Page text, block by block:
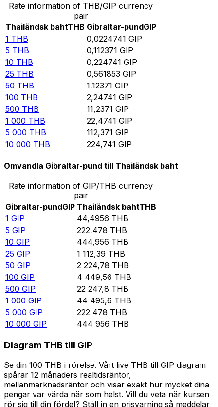
Rate information of THB/GIP currency
pair
Thailändsk bahtTHB Gibraltar-pundGIP
1 THB 0,0224741 GIP
5 THB 0,112371 GIP
10 THB 0,224741 GIP
25 THB 0,561853 GIP
50 THB 1,12371 GIP
100 THB 2,24741 GIP
500 THB 11,2371 GIP
1 000 THB 22,4741 GIP
5 000 THB 112,371 GIP
10 000 THB 224,741 GIP
Omvandla Gibraltar-pund till Thailändsk baht
Rate information of GIP/THB currency
pair
Gibraltar-pundGIP Thailändsk bahtTHB
1 GIP 44,4956 THB
5 GIP 222,478 THB
10 GIP 444,956 THB
25 GIP 1 112,39 THB
50 GIP 2 224,78 THB
100 GIP 4 449,56 THB
500 GIP 22 247,8 THB
1 000 GIP 44 495,6 THB
5 000 GIP 222 478 THB
10 000 GIP 444 956 THB
Diagram THB till GIP
Se din 100 THB i rörelse. Vårt live THB till GIP diagram
spårar 12 månaders realtidsräntor,
mellanmarknadsräntor och visar exakt hur mycket dina
pengar var värda när som helst. Vill du veta när kursen
rör sig till din fördel? Ställ in en prisvarning så meddelar